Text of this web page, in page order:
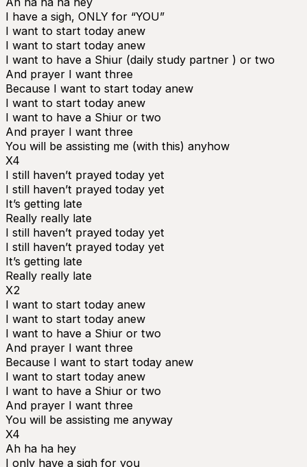
I have a sigh, ONLY for “YOU”
I want to start today anew
I want to start today anew
I want to have a Shiur (daily study partner ) or two
And prayer I want three
Because I want to start today anew
I want to start today anew
I want to have a Shiur or two
And prayer I want three
You will be assisting me (with this) anyhow
X4
I still haven’t prayed today yet
I still haven’t prayed today yet
It’s getting late
Really really late
I still haven’t prayed today yet
I still haven’t prayed today yet
It’s getting late
Really really late
X2
I want to start today anew
I want to start today anew
I want to have a Shiur or two
And prayer I want three
Because I want to start today anew
I want to start today anew
I want to have a Shiur or two
And prayer I want three
You will be assisting me anyway
X4
Ah ha ha hey
I only have a sigh for you